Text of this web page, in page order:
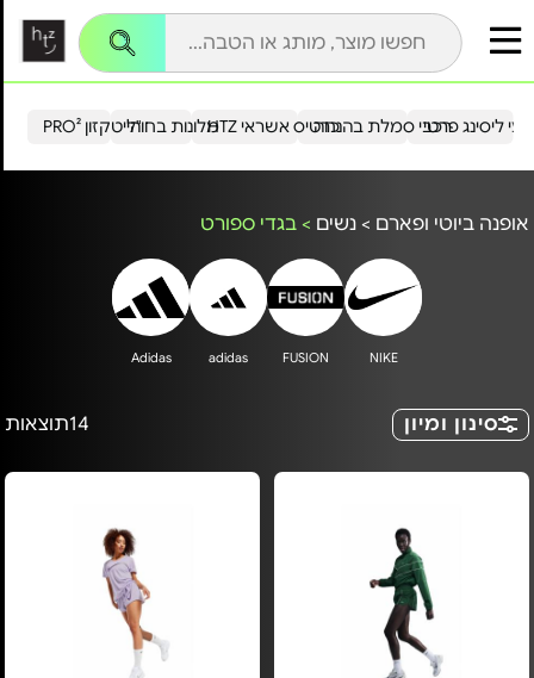
הייטקזון PRO²מלונות בחו"ל כרטיס אשראי HTZ ליסינג פרטירכבי סמלת בהנחה
אופנה ביוטי ופארם > נשים > בגדי ספורט
NIKE
FUSION
adidas
Adidas
סינון ומיון 14תוצאות